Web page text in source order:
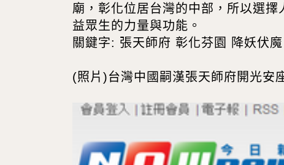
廟，彰化位居台灣的中部，所以選
益眾生的力量與功能。
關鍵字: 張天師府 彰化芬園 降妖伏
(照片)台灣中國嗣漢張天師府開光安